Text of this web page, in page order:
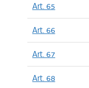
Art. 65
Art. 66
Art. 67
Art. 68